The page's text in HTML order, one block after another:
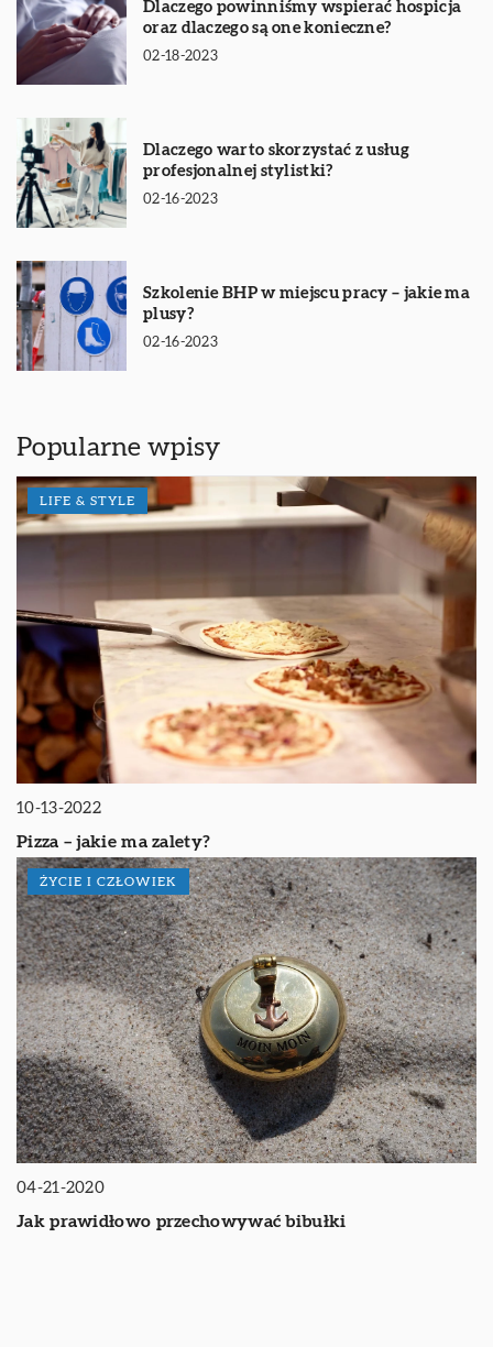
Dlaczego powinniśmy wspierać hospicja
oraz dlaczego są one konieczne?
02-18-2023
Dlaczego warto skorzystać z usług
profesjonalnej stylistki?
02-16-2023
Szkolenie BHP w miejscu pracy – jakie ma
plusy?
02-16-2023
Popularne wpisy
LIFE & STYLE
10-13-2022
Pizza – jakie ma zalety?
ŻYCIE I CZŁOWIEK
04-21-2020
Jak prawidłowo przechowywać bibułki